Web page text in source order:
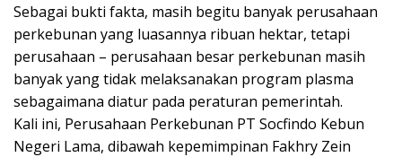
Sebagai bukti fakta, masih begitu banyak perusahaan
perkebunan yang luasannya ribuan hektar, tetapi
perusahaan – perusahaan besar perkebunan masih
banyak yang tidak melaksanakan program plasma
sebagaimana diatur pada peraturan pemerintah.
Kali ini, Perusahaan Perkebunan PT Socfindo Kebun
Negeri Lama, dibawah kepemimpinan Fakhry Zein